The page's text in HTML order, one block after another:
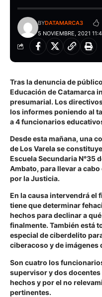
5 NOVIEMBRE, 2021
BYDATAMARCA3
Tras la denuncia de
Educación de Catamarca
presumarial. Los
los informes poniendo al
a 4 funcionarios
Desde esta mañana, una
de Los Varela se
Escuela Secundaria N°35
Ambato, para llevar a
por la Justicia.
En la causa intervendrá el
tiene que determinar
hechos para declinar a
finalmente. También está
especial de ciberdelito
ciberacoso y de
Son cuatro los
supervisor y dos
hechos y por el no
pertinentes.